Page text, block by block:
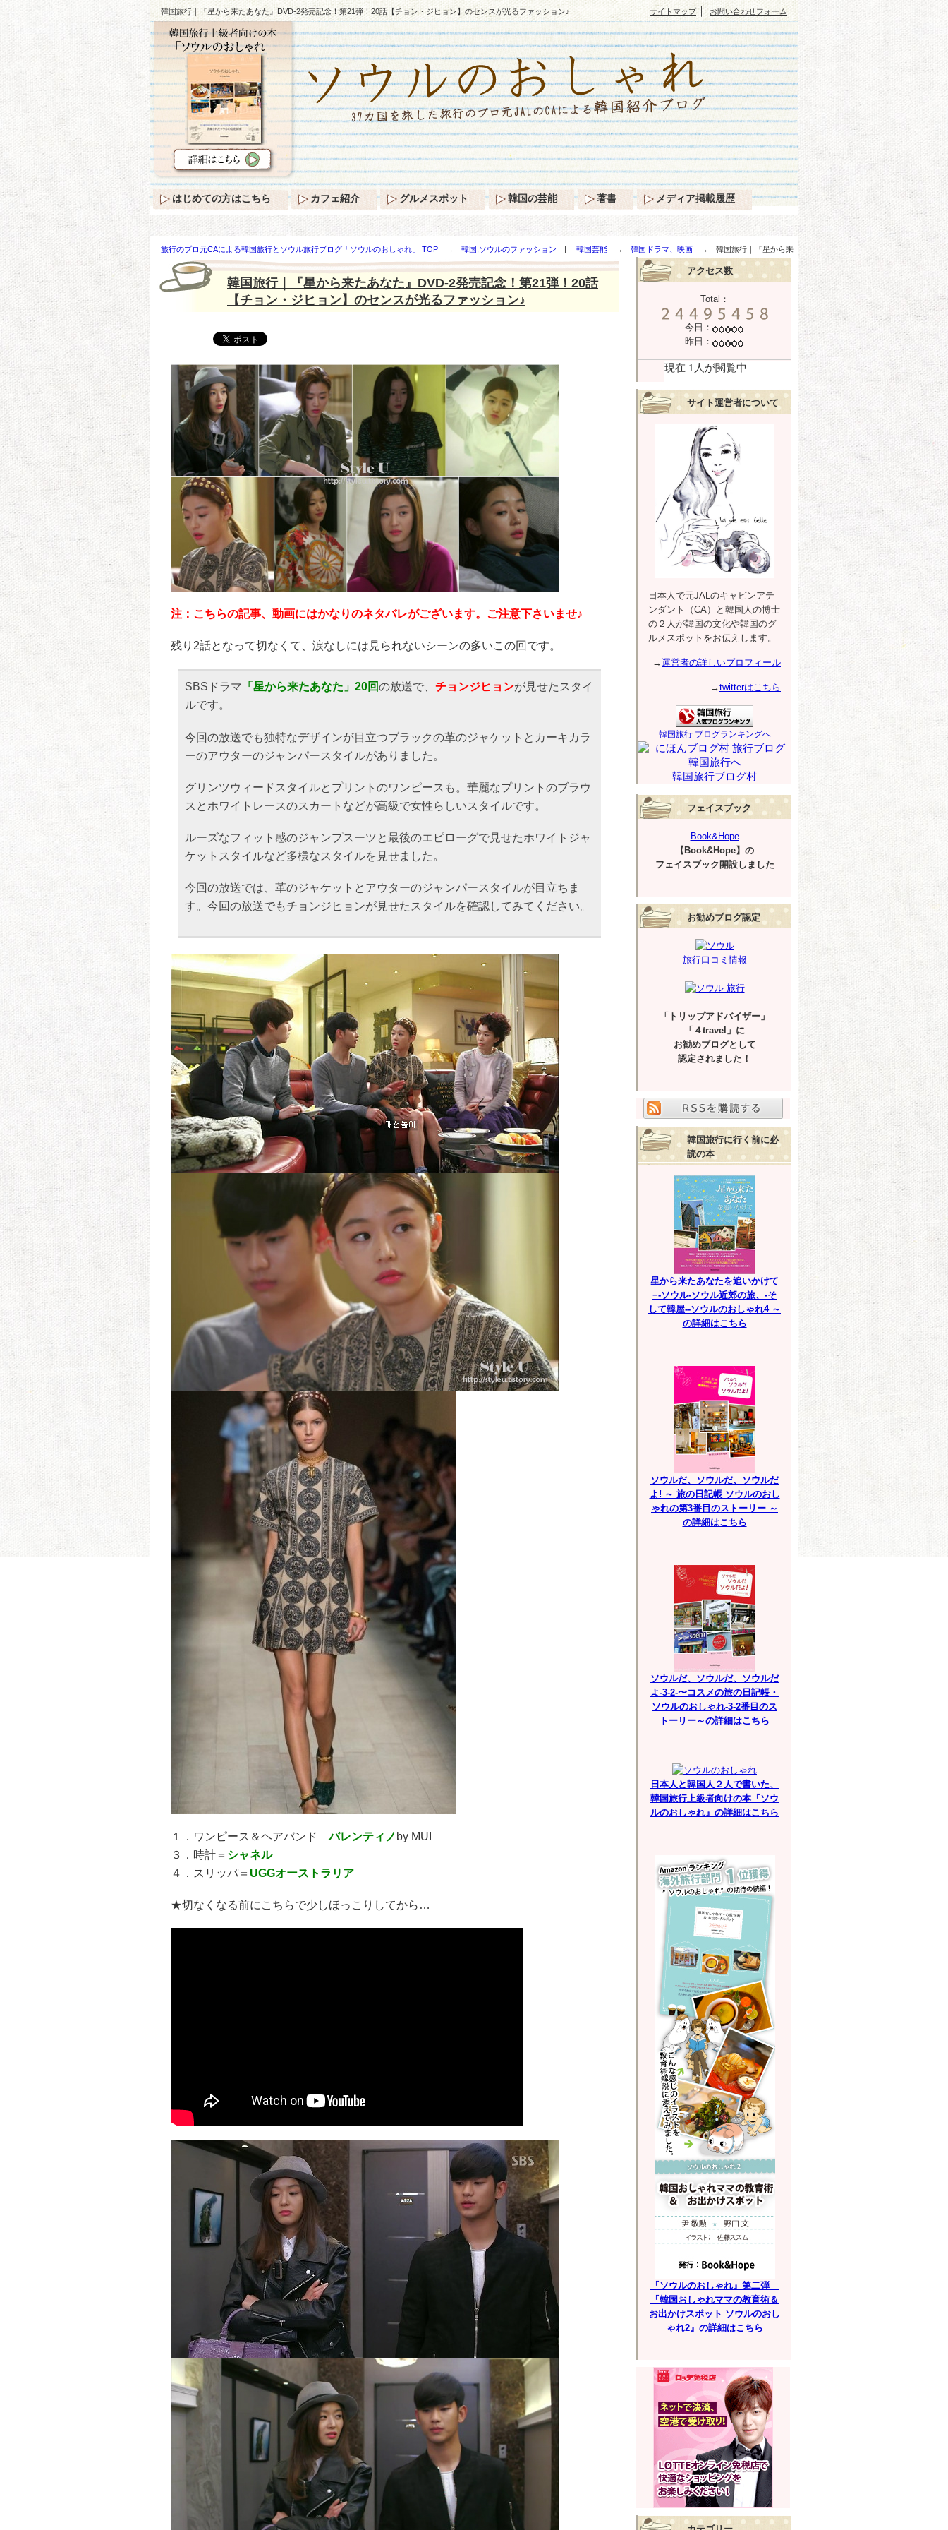
韓国旅行｜『星から来たあなた』DVD-2発売記念！第21弾！20話【チョン・ジヒョン】のセンスが光るファッション♪
旅行のプロ元CAによる韓国旅行とソウル旅行ブログ「ソウルのおしゃれ」 TOP → 韓国,ソウルのファッション | 韓国芸能 → 韓国ドラマ、映画 → 韓国旅行｜『星から来
たあなた』DVD-2発売記念！第21弾！20話【チョン・ジヒョン】のセンスが光るファッション♪
韓国旅行｜『星から来たあなた』DVD-2発売記念！第21弾！20話
【チョン・ジヒョン】のセンスが光るファッション♪
注：こちらの記事、動画にはかなりのネタバレがございます。ご注意下さいませ♪
残り2話となって切なくて、涙なしには見られないシーンの多いこの回です。
SBSドラマ 「星から来たあなた」20回の放送で、 チョンジヒョンが見せたスタイ
ルです。
今回の放送でも独特なデザインが目立つブラックの革のジャケットとカーキカラ
ーのアウターのジャンパースタイルがありました。
グリンツウィードスタイルとプリントのワンピースも。華麗なプリントのブラウ
スとホワイトレースのスカートなどが高級で女性らしいスタイルです。
ルーズなフィット感のジャンプスーツと最後のエピローグで見せたホワイトジャ
ケットスタイルなど多様なスタイルを見せました。
今回の放送では、革のジャケットとアウターのジャンパースタイルが目立ちま
す。今回の放送でもチョンジヒョンが見せたスタイルを確認してみてください。
１．ワンピース＆ヘアバンドバレンティノ by MUI
３．時計＝ シャネル
４．スリッパ＝ UGGオーストラリア
★切なくなる前にこちらで少しほっこりしてから…
アクセス数
Total：
今日：
昨日：
サイト運営者について
日本人で元JALのキャビンアテ
ンダント（CA）と韓国人の博士
の２人が韓国の文化や韓国のグ
ルメスポットをお伝えします。
→運営者の詳しいプロフィール
→twitterはこちら
韓国旅行 ブログランキングへ
韓国旅行ブログ村
フェイスブック
Book&Hope
【Book&Hope】の
フェイスブック開設しました
お勧めブログ認定
旅行口コミ情報
「トリップアドバイザー」
「４travel」に
お勧めブログとして
認定されました！
韓国旅行に行く前に必
読の本
星から来たあなたを追いかけて
−-ソウル-ソウル近郊の旅、-そ
して韓屋--ソウルのおしゃれ4 ～
の詳細はこちら
ソウルだ、ソウルだ、ソウルだ
よ! ～ 旅の日記帳 ソウルのおし
ゃれの第3番目のストーリー ～
の詳細はこちら
ソウルだ、ソウルだ、ソウルだ
よ-3-2-〜コスメの旅の日記帳・
ソウルのおしゃれ-3-2番目のス
トーリー～の詳細はこちら
日本人と韓国人２人で書いた、
韓国旅行上級者向けの本『ソウ
ルのおしゃれ』の詳細はこちら
『ソウルのおしゃれ』第二弾
『韓国おしゃれママの教育術＆
お出かけスポット ソウルのおし
ゃれ2』の詳細はこちら
サイトマップ｜ お問い合わせフォーム
はじめての方はこちら カフェ紹介 グルメスポット 韓国の芸能 著書 メディア掲載履歴